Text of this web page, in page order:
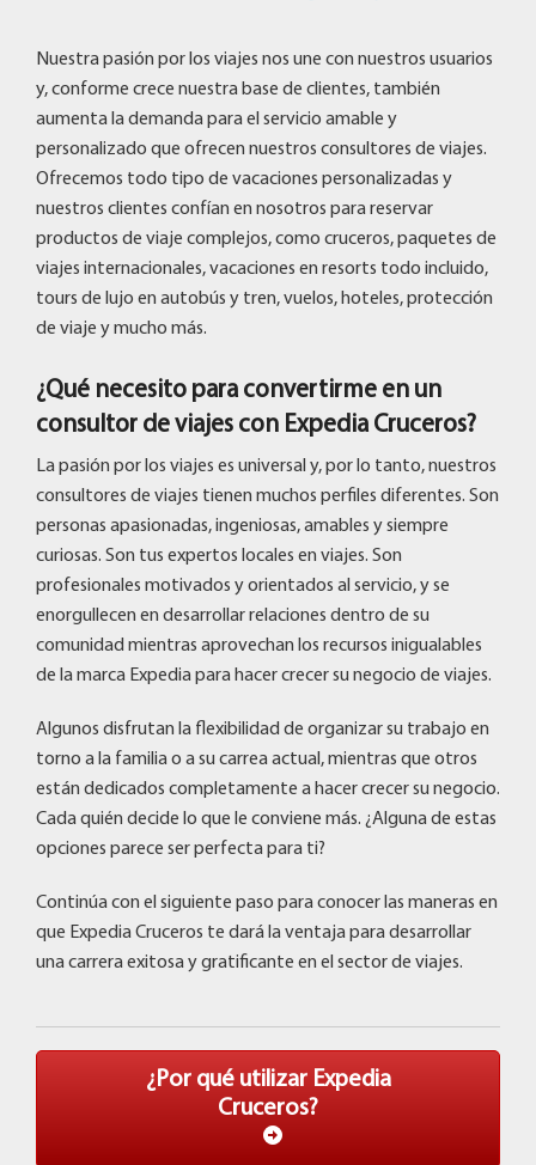
Nuestra pasión por los viajes nos une con nuestros usuarios
y, conforme crece nuestra base de clientes, también
aumenta la demanda para el servicio amable y
personalizado que ofrecen nuestros consultores de viajes.
Ofrecemos todo tipo de vacaciones personalizadas y
nuestros clientes confían en nosotros para reservar
productos de viaje complejos, como cruceros, paquetes de
viajes internacionales, vacaciones en resorts todo incluido,
tours de lujo en autobús y tren, vuelos, hoteles, protección
de viaje y mucho más.
¿Qué necesito para convertirme en un
consultor de viajes con Expedia Cruceros?
La pasión por los viajes es universal y, por lo tanto, nuestros
consultores de viajes tienen muchos perfiles diferentes. Son
personas apasionadas, ingeniosas, amables y siempre
curiosas. Son tus expertos locales en viajes. Son
profesionales motivados y orientados al servicio, y se
enorgullecen en desarrollar relaciones dentro de su
comunidad mientras aprovechan los recursos inigualables
de la marca Expedia para hacer crecer su negocio de viajes.
Algunos disfrutan la flexibilidad de organizar su trabajo en
torno a la familia o a su carrea actual, mientras que otros
están dedicados completamente a hacer crecer su negocio.
Cada quién decide lo que le conviene más. ¿Alguna de estas
opciones parece ser perfecta para ti?
Continúa con el siguiente paso para conocer las maneras en
que Expedia Cruceros te dará la ventaja para desarrollar
una carrera exitosa y gratificante en el sector de viajes.
¿Por qué utilizar Expedia
Cruceros?